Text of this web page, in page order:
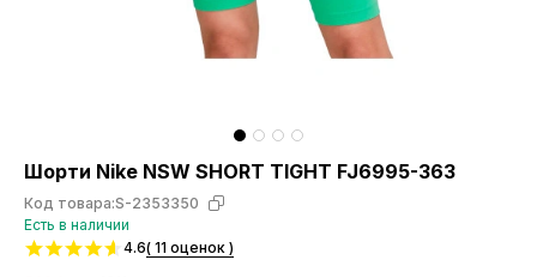
Шорти Nike NSW SHORT TIGHT FJ6995-363
Код товара:S-2353350
Есть в наличии
4.6( 11 оценок )